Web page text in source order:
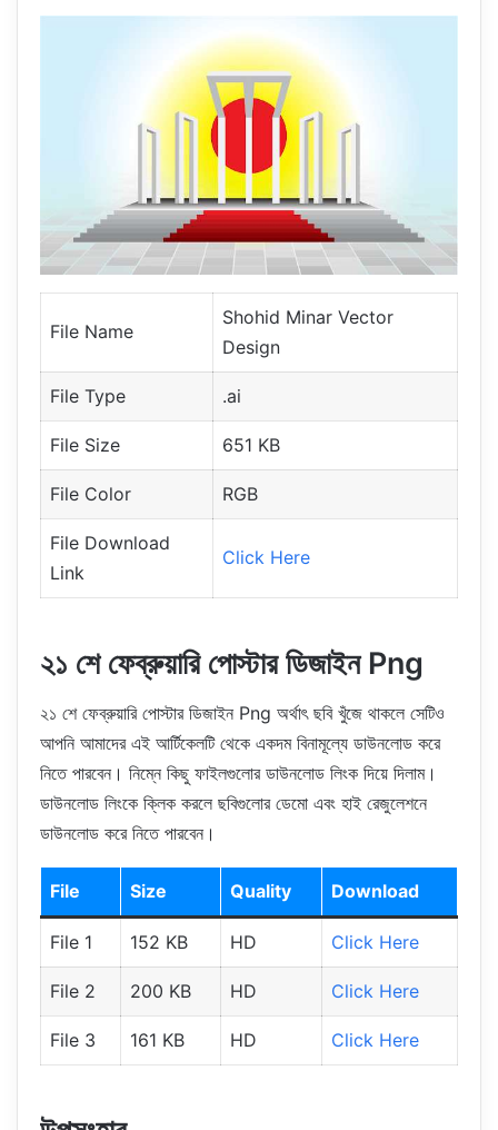
File Name
Shohid Minar Vector
Design
File Type .ai
File Size 651 KB
File Color RGB
File Download
Link
Click Here
২১ শে ফেব্রুয়ারি পোস্টার ডিজাইন Png
২১ শে ফেব্রুয়ারি পোস্টার ডিজাইন Png অর্থাৎ ছবি খুঁজে থাকলে সেটিও
আপনি আমাদের এই আর্টিকেলটি থেকে একদম বিনামূল্যে ডাউনলোড করে
নিতে পারবেন। নিম্নে কিছু ফাইলগুলোর ডাউনলোড লিংক দিয়ে দিলাম।
ডাউনলোড লিংকে ক্লিক করলে ছবিগুলোর ডেমো এবং হাই রেজুলেশনে
ডাউনলোড করে নিতে পারবেন।
File Size Quality Download
File 1 152 KB HD Click Here
File 2 200 KB HD Click Here
File 3 161 KB HD Click Here